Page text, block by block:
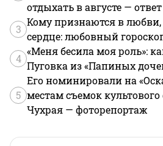
отдыхать в августе —
3
Кому признаются в
сердце: любовный
4
«Меня бесила моя роль»:
Пуговка из «Папиных
5
Его номинировали на
местам съемок
Чухрая — фоторепортаж